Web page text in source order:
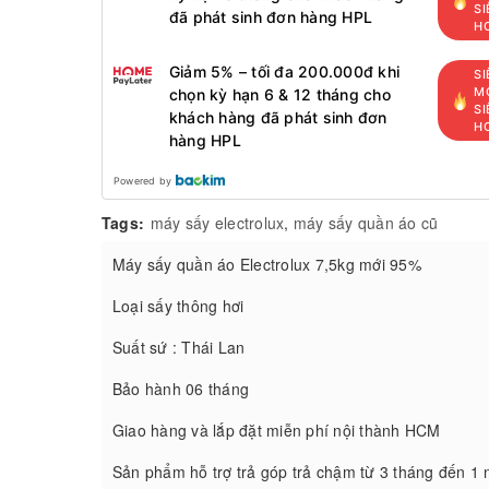
đã phát sinh đơn hàng HPL
Giảm 5% – tối đa 200.000đ khi
chọn kỳ hạn 6 & 12 tháng cho
khách hàng đã phát sinh đơn
hàng HPL
Powered by
Tags: máy sấy electrolux, máy sấy quần áo cũ
Máy sấy quần áo Electrolux 7,5kg mới 95%
Loại sấy thông hơi
Suất sứ : Thái Lan
Bảo hành 06 tháng
Giao hàng và lắp đặt miễn phí nội thành HCM
Sản phẩm hỗ trợ trả góp trả chậm từ 3 tháng đến 1